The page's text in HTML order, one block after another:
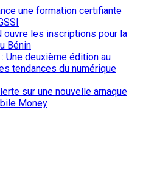
une formation certifiante
ouvre les inscriptions pour la
Bénin
Une deuxième édition au
tendances du numérique
sur une nouvelle arnaque
Money